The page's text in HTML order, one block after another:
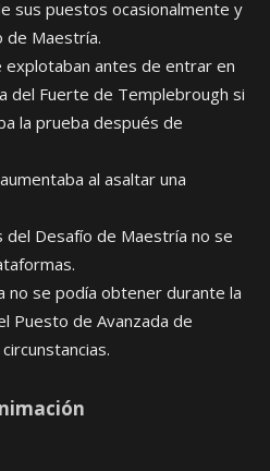
sus puestos ocasionalmente y
de Maestría.
antes de entrar en
del Fuerte de Templebrough si
la prueba después de
al asaltar una
Desafío de Maestría no se
no se podía obtener durante la
Puesto de Avanzada de